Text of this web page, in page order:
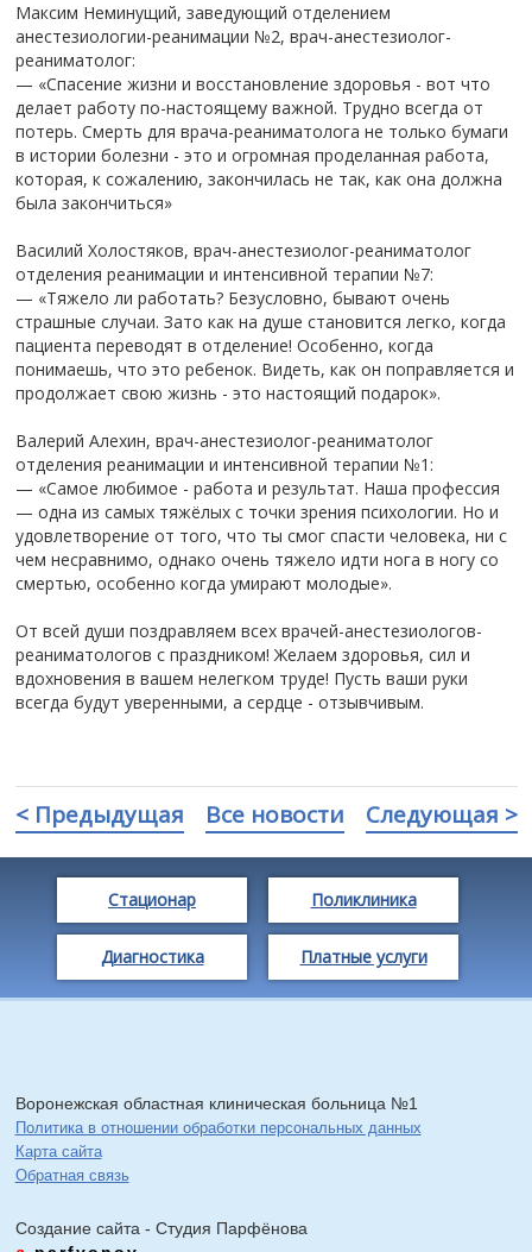
Максим Неминущий, заведующий отделением
анестезиологии-реанимации №2, врач-анестезиолог-
реаниматолог:
— «Спасение жизни и восстановление здоровья - вот что
делает работу по-настоящему важной. Трудно всегда от
потерь. Смерть для врача-реаниматолога не только бумаги
в истории болезни - это и огромная проделанная работа,
которая, к сожалению, закончилась не так, как она должна
была закончиться»
Василий Холостяков, врач-анестезиолог-реаниматолог
отделения реанимации и интенсивной терапии №7:
— «Тяжело ли работать? Безусловно, бывают очень
страшные случаи. Зато как на душе становится легко, когда
пациента переводят в отделение! Особенно, когда
понимаешь, что это ребенок. Видеть, как он поправляется и
продолжает свою жизнь - это настоящий подарок».
Валерий Алехин, врач-анестезиолог-реаниматолог
отделения реанимации и интенсивной терапии №1:
— «Самое любимое - работа и результат. Наша профессия
— одна из самых тяжёлых с точки зрения психологии. Но и
удовлетворение от того, что ты смог спасти человека, ни с
чем несравнимо, однако очень тяжело идти нога в ногу со
смертью, особенно когда умирают молодые».
От всей души поздравляем всех врачей-анестезиологов-
реаниматологов с праздником! Желаем здоровья, сил и
вдохновения в вашем нелегком труде! Пусть ваши руки
всегда будут уверенными, а сердце - отзывчивым.
< Предыдущая Все новости Следующая >
Стационар Поликлиника
Диагностика Платные услуги
Воронежская областная клиническая больница №1
Политика в отношении обработки персональных данных
Карта сайта
Обратная связь
Создание сайта - Cтудия Парфёнова